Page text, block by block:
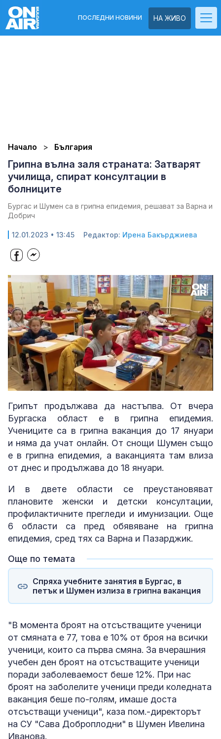
НА ЖИВО
ПОСЛЕДНИ НОВИНИ
Начало България
Грипна вълна заля страната: Затварят
училища, спират консултации в
болниците
Бургас и Шумен са в грипна епидемия, решават за Варна и
Добрич
12.01.2023 • 13:45 Редактор: Ирена Бакърджиева
Unmute Loaded:
45.63%
Грипът продължава да настъпва. От вчера
Бургаска област е в грипна епидемия.
Учениците са в грипна ваканция до 17 януари
и няма да учат онлайн. От снощи Шумен също
е в грипна епидемия, а ваканцията там влиза
от днес и продължава до 18 януари.
И в двете области се преустановяват
плановите женски и детски консултации,
профилактичните прегледи и имунизации. Още
6 области са пред обявяване на грипна
епидемия, сред тях са Варна и Пазарджик.
Още по темата
Спряха учебните занятия в Бургас, в
петък и Шумен излиза в грипна ваканция
"В момента броят на отсъстващите ученици
от смяната е 77, това е 10% от броя на всички
ученици, които са първа смяна. За вчерашния
учебен ден броят на отсъстващите ученици
поради заболеваемост беше 12%. При нас
броят на заболелите ученици преди коледната
ваканция беше по-голям, имаше доста
отсъстващи ученици", каза пом.-директорът
на СУ "Сава Доброплодни" в Шумен Ивелина
Иванова.